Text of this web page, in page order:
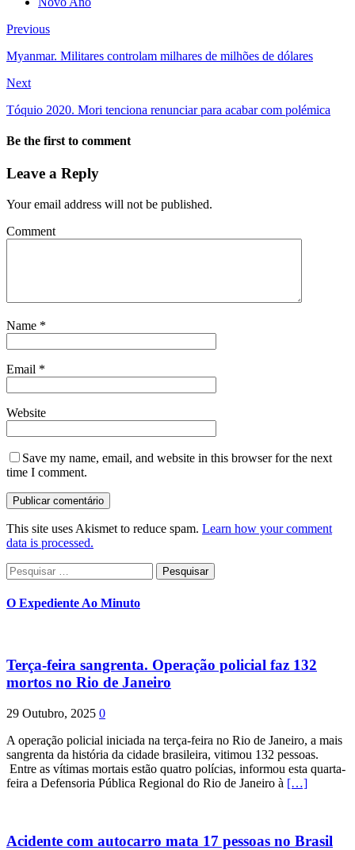
Previous
Myanmar. Militares controlam milhares de milhões de dólares
Next
Tóquio 2020. Mori tenciona renunciar para acabar com polémica
Be the first to comment
Leave a Reply
Your email address will not be published.
Comment
Name *
Email *
Website
Save my name, email, and website in this browser for the next
time I comment.
This site uses Akismet to reduce spam. Learn how your comment
data is processed.
Pesquisar
por:
O Expediente Ao Minuto
Terça-feira sangrenta. Operação policial faz 132
mortos no Rio de Janeiro
29 Outubro, 2025 0
A operação policial iniciada na terça-feira no Rio de Janeiro, a mais
sangrenta da história da cidade brasileira, vitimou 132 pessoas.
Entre as vítimas mortais estão quatro polícias, informou esta quarta-
feira a Defensoria Pública Regional do Rio de Janeiro à […]
Acidente com autocarro mata 17 pessoas no Brasil